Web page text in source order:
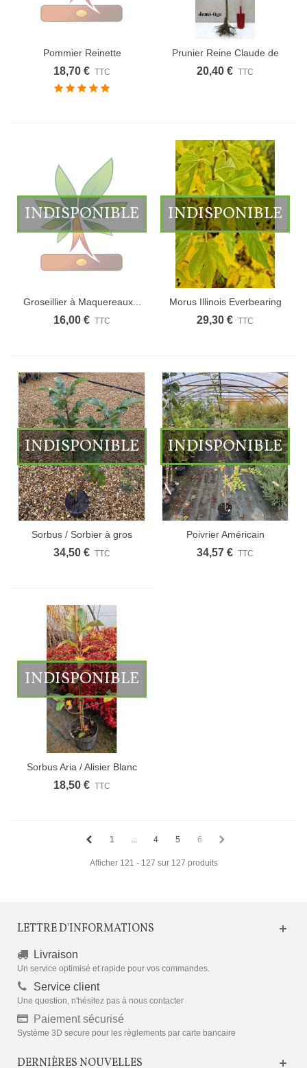
Pommier Reinette
D'Orléans
18,70 € TTC
Prunier Reine Claude de
Bavay
20,40 € TTC
INDISPONIBLE
Groseillier à Maquereaux...
16,00 € TTC
INDISPONIBLE
Morus Illinois Everbearing
/...
29,30 € TTC
INDISPONIBLE
Sorbus / Sorbier à gros
fruits
34,50 € TTC
INDISPONIBLE
Poivrier Américain
34,57 € TTC
INDISPONIBLE
Sorbus Aria / Alisier Blanc
18,50 € TTC
1 ... 4 5 6
Afficher 121 - 127 sur 127 produits
LETTRE D'INFORMATIONS
Livraison
Un service optimisé et rapide pour vos commandes.
Service client
Une question, n'hésitez pas à nous contacter
Paiement sécurisé
Système 3D secure pour les règlements par carte bancaire
DERNIÈRES NOUVELLES